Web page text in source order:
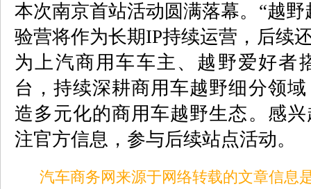
本次南京首站活动圆满落幕。“越
验营将作为长期IP持续运营，后续
为上汽商用车车主、越野爱好者
台，持续深耕商用车越野细分领
造多元化的商用车越野生态。感
注官方信息，参与后续站点活动。
汽车商务网来源于网络转载的文章信息